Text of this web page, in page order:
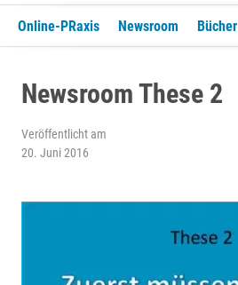
Online-PRaxis Newsroom Bücher
Newsroom These 2
Veröffentlicht am
20. Juni 2016